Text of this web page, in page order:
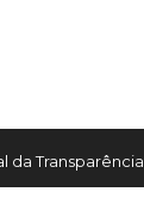
da Transparência